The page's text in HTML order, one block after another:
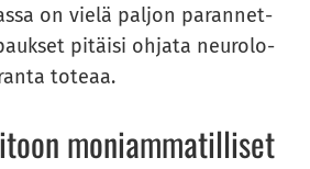
on vielä pal­jon pa­ran­net­
pi­täi­si oh­ja­ta neu­ro­lo­
to­te­aa.
mo­niam­ma­til­li­set